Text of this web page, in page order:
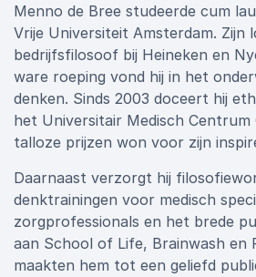
Menno de Bree studeerde cum
Vrije Universiteit Amsterdam. Zijn
bedrijfsfilosoof bij Heineken en
ware roeping vond hij in het
denken. Sinds 2003 doceert hij
het Universitair Medisch Centrum
talloze prijzen won voor zijn
Daarnaast verzorgt hij
denktrainingen voor medisch
zorgprofessionals en het brede
aan School of Life, Brainwash en
maakten hem tot een geliefd